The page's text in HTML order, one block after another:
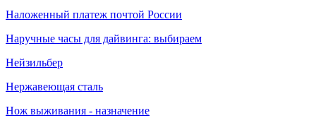
Наложенный платеж почтой России
Наручные часы для дайвинга: выбираем
Нейзильбер
Нержавеющая сталь
Нож выживания - назначение